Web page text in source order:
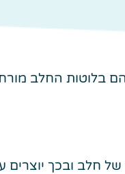
בלוטות החלב
חלב ובכך יוצרים